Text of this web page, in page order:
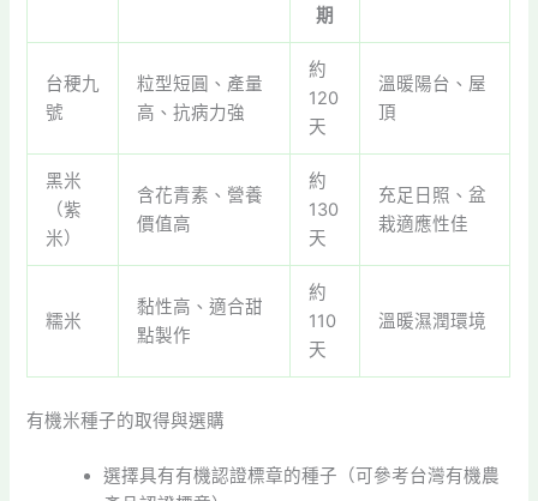
期
台稉九
號
粒型短圓、產量
高、抗病力強
約
120
天
溫暖陽台、屋
頂
黑米
（紫
米）
含花青素、營養
價值高
約
130
天
充足日照、盆
栽適應性佳
糯米
黏性高、適合甜
點製作
約
110
天
溫暖濕潤環境
有機米種子的取得與選購
選擇具有有機認證標章的種子（可參考台灣有機農